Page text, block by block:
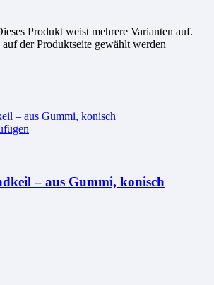
Produkt weist mehrere Varianten auf.
der Produktseite gewählt werden
– aus Gummi, konisch